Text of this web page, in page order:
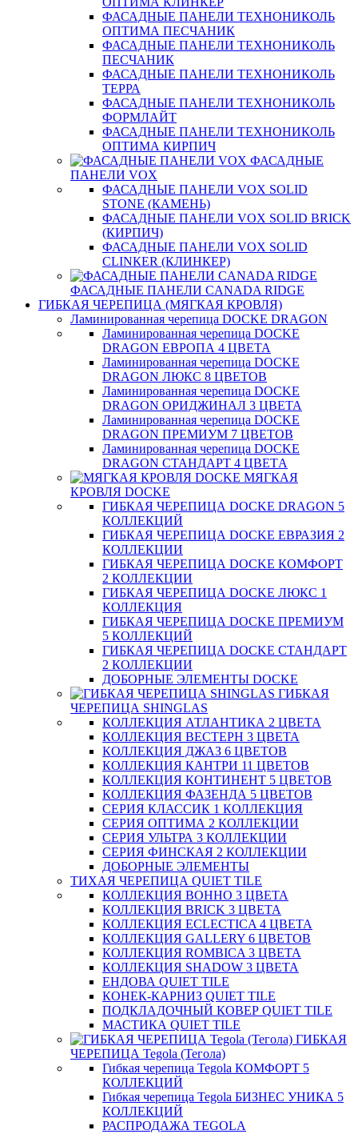
ФАСАДНЫЕ ПАНЕЛИ ТЕХНОНИКОЛЬ
ОПТИМА ПЕСЧАНИК
ФАСАДНЫЕ ПАНЕЛИ ТЕХНОНИКОЛЬ
ПЕСЧАНИК
ФАСАДНЫЕ ПАНЕЛИ ТЕХНОНИКОЛЬ
ТЕРРА
ФАСАДНЫЕ ПАНЕЛИ ТЕХНОНИКОЛЬ
ФОРМЛАЙТ
ФАСАДНЫЕ ПАНЕЛИ ТЕХНОНИКОЛЬ
ОПТИМА КИРПИЧ
ФАСАДНЫЕ
ПАНЕЛИ VOX
ФАСАДНЫЕ ПАНЕЛИ VOX SOLID
STONE (КАМЕНЬ)
ФАСАДНЫЕ ПАНЕЛИ VOX SOLID BRICK
(КИРПИЧ)
ФАСАДНЫЕ ПАНЕЛИ VOX SOLID
CLINКER (КЛИНКЕР)
ФАСАДНЫЕ ПАНЕЛИ CANADA RIDGE
ГИБКАЯ ЧЕРЕПИЦА (МЯГКАЯ КРОВЛЯ)
Ламинированная черепица DOCKE DRAGON
Ламинированная черепица DOCKE
DRAGON ЕВРОПА 4 ЦВЕТА
Ламинированная черепица DOCKE
DRAGON ЛЮКС 8 ЦВЕТОВ
Ламинированная черепица DOCKE
DRAGON ОРИДЖИНАЛ 3 ЦВЕТА
Ламинированная черепица DOCKE
DRAGON ПРЕМИУМ 7 ЦВЕТОВ
Ламинированная черепица DOCKE
DRAGON СТАНДАРТ 4 ЦВЕТA
МЯГКАЯ
КРОВЛЯ DOCKE
ГИБКАЯ ЧЕРЕПИЦА DOCKE DRAGON 5
КОЛЛЕКЦИЙ
ГИБКАЯ ЧЕРЕПИЦА DOCKE ЕВРАЗИЯ 2
КОЛЛЕКЦИИ
ГИБКАЯ ЧЕРЕПИЦА DOCKE КОМФОРТ
2 КОЛЛЕКЦИИ
ГИБКАЯ ЧЕРЕПИЦА DOCKE ЛЮКС 1
КОЛЛЕКЦИЯ
ГИБКАЯ ЧЕРЕПИЦА DOCKE ПРЕМИУМ
5 КОЛЛЕКЦИЙ
ГИБКАЯ ЧЕРЕПИЦА DOCKE СТАНДАРТ
2 КОЛЛЕКЦИИ
ДОБОРНЫЕ ЭЛЕМЕНТЫ DOCKE
ГИБКАЯ
ЧЕРЕПИЦА SHINGLAS
КОЛЛЕКЦИЯ АТЛАНТИКА 2 ЦВЕТА
КОЛЛЕКЦИЯ ВЕСТЕРН 3 ЦВЕТА
КОЛЛЕКЦИЯ ДЖАЗ 6 ЦВЕТОВ
КОЛЛЕКЦИЯ КАНТРИ 11 ЦВЕТОВ
КОЛЛЕКЦИЯ КОНТИНЕНТ 5 ЦВЕТОВ
КОЛЛЕКЦИЯ ФАЗЕНДА 5 ЦВЕТОВ
СЕРИЯ КЛАССИК 1 КОЛЛЕКЦИЯ
СЕРИЯ ОПТИМА 2 КОЛЛЕКЦИИ
СЕРИЯ УЛЬТРА 3 КОЛЛЕКЦИИ
СЕРИЯ ФИНСКАЯ 2 КОЛЛЕКЦИИ
ДОБОРНЫЕ ЭЛЕМЕНТЫ
ТИХАЯ ЧЕРЕПИЦА QUIET TILE
КОЛЛЕКЦИЯ BOHHO 3 ЦВЕТА
КОЛЛЕКЦИЯ BRICK 3 ЦВЕТА
КОЛЛЕКЦИЯ ECLECTICA 4 ЦВЕТА
КОЛЛЕКЦИЯ GALLERY 6 ЦВЕТОВ
КОЛЛЕКЦИЯ ROMBICA 3 ЦВЕТА
КОЛЛЕКЦИЯ SHADOW 3 ЦВЕТА
ЕНДОВА QUIET TILE
КОНЕК-КАРНИЗ QUIET TILE
ПОДКЛАДОЧНЫЙ КОВЕР QUIET TILE
МАСТИКА QUIET TILE
ГИБКАЯ
ЧЕРЕПИЦА Tegola (Тегола)
Гибкая черепица Tegola КОМФОРТ 5
КОЛЛЕКЦИЙ
Гибкая черепица Tegola БИЗНЕС УНИКА 5
КОЛЛЕКЦИЙ
РАСПРОДАЖА TEGOLA